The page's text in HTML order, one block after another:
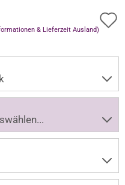
& Lieferzeit Ausland)